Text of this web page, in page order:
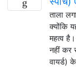
ताला
क्योंकि
महत्व
नहीं कर
वायर्ड)